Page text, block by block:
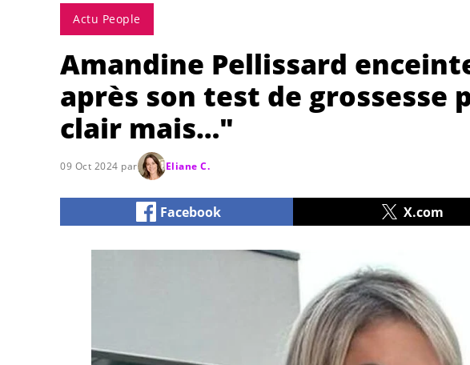
Actu People
Amandine Pellissard
après son test de
clair mais…"
09 Oct 2024 par Eliane C.
Facebook X.com